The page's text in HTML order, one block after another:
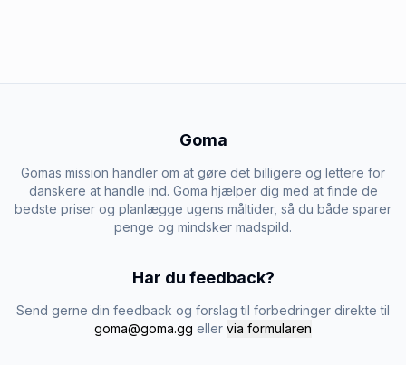
Goma
Gomas mission handler om at gøre det billigere og lettere for
danskere at handle ind. Goma hjælper dig med at finde de
bedste priser og planlægge ugens måltider, så du både sparer
penge og mindsker madspild.
Har du feedback?
Send gerne din feedback og forslag til forbedringer direkte til
goma@goma.gg eller via formularen